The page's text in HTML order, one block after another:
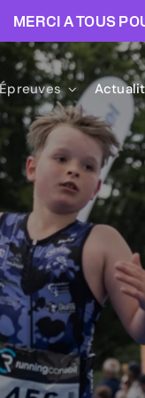
MERCI A TOUS
Épreuves